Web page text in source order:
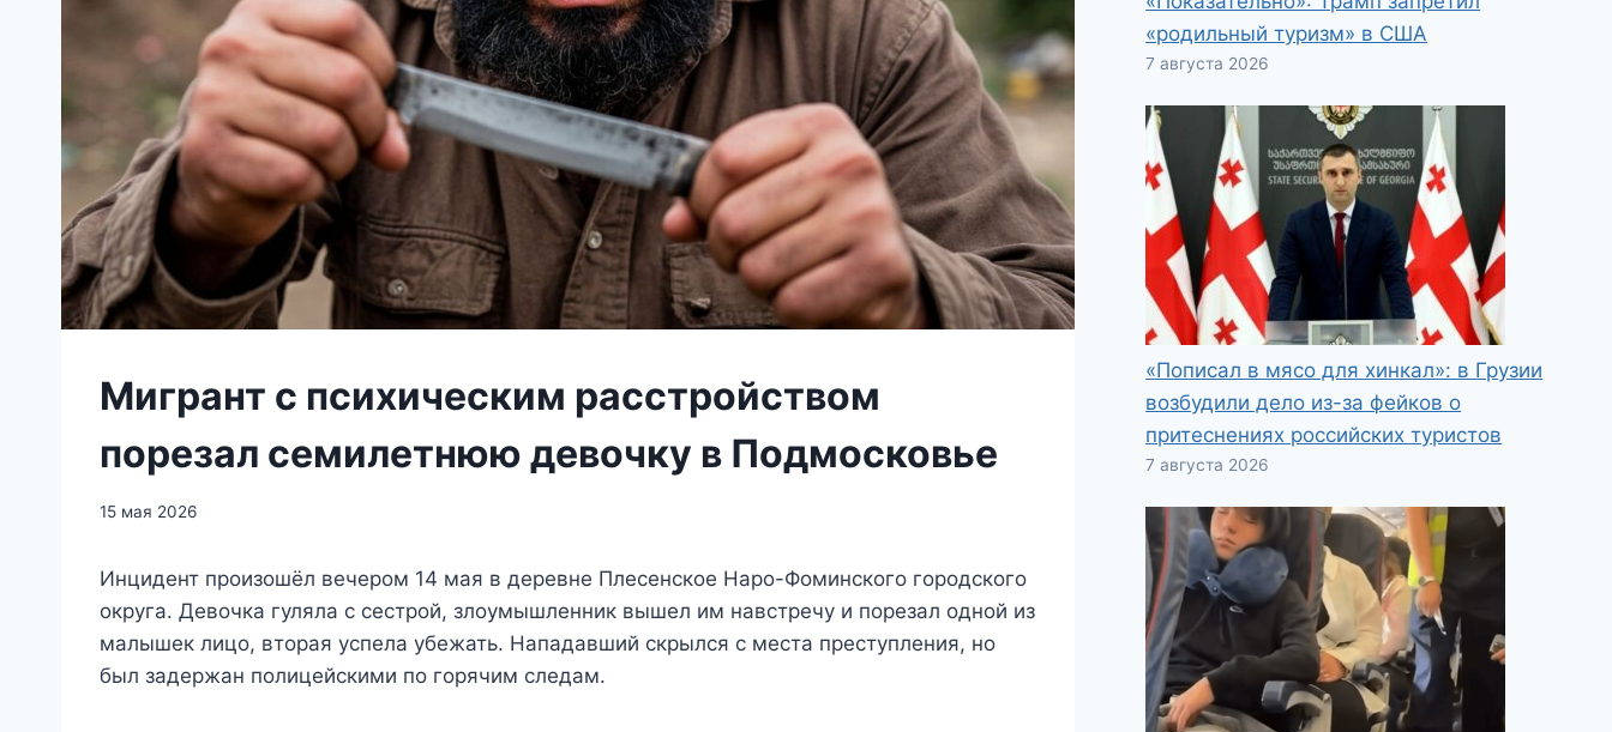
Мигрант с психическим расстройством
порезал семилетнюю девочку в Подмосковье
15 мая 2026
Инцидент произошёл вечером 14 мая в деревне Плесенское Наро-Фоминского городского
округа. Девочка гуляла с сестрой, злоумышленник вышел им навстречу и порезал одной из
малышек лицо, вторая успела убежать. Нападавший скрылся с места преступления, но
был задержан полицейскими по горячим следам.
«родильный туризм» в США
7 августа 2026
«Пописал в мясо для хинкал»: в Грузии
возбудили дело из-за фейков о
притеснениях российских туристов
7 августа 2026